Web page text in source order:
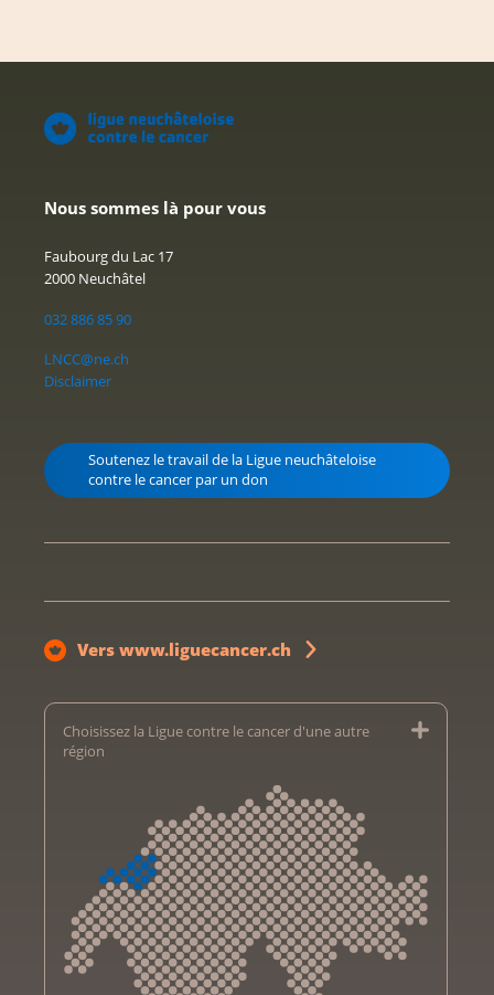
Nous sommes là pour vous
Faubourg du Lac 17
2000 Neuchâtel
032 886 85 90
LNCC@ne.ch
Disclaimer
Soutenez le travail de la Ligue neuchâteloise
contre le cancer par un don
Vers www.liguecancer.ch
Choisissez la Ligue contre le cancer d'une autre
région